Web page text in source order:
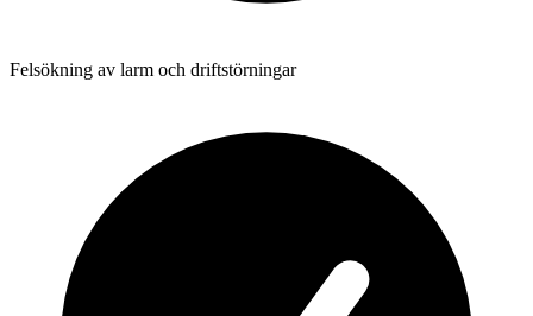
Felsökning av larm och driftstörningar